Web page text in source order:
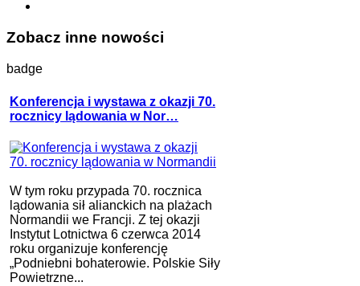
Zobacz inne nowości
badge
Konferencja i wystawa z okazji 70.
rocznicy lądowania w Nor…
W tym roku przypada 70. rocznica
lądowania sił alianckich na plażach
Normandii we Francji. Z tej okazji
Instytut Lotnictwa 6 czerwca 2014
roku organizuje konferencję
„Podniebni bohaterowie. Polskie Siły
Powietrzne...